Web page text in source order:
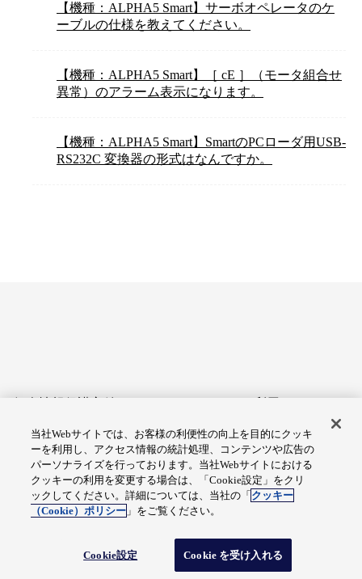
【機種：ALPHA5 Smart】サーボオペレータのケ
ーブルの仕様を教えてください。
【機種：ALPHA5 Smart】［ cE ］（モータ組合せ
異常）のアラーム表示になります。
【機種：ALPHA5 Smart】SmartのPCローダ用USB-
RS232C 変換器の形式はなんですか。
アクセシビリティへの対応
Cookie設定
総合サイトマップ
© Fuji Electric Co., Ltd.
当社Webサイトでは、お客様の利便性の向上を目的にクッキ
ーを利用し、アクセス情報の統計処理、コンテンツや広告の
パーソナライズを行っております。当社Webサイトにおける
クッキーの利用を変更する場合は、「Cookie設定」をクリ
ックしてください。詳細については、当社の「 クッキー
（Cookie）ポリシー 」をご覧ください。
Cookie設定 Cookie を受け入れる